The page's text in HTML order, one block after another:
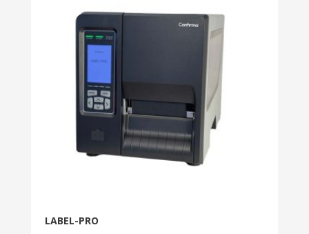
LABEL-PRO